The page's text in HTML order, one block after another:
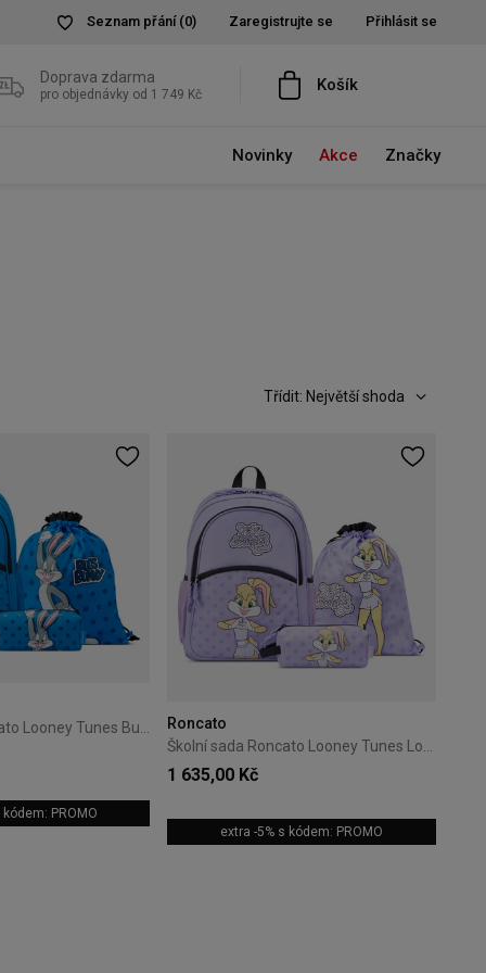
Seznam přání (0) Zaregistrujte se Přihlásit se
Doprava zdarma
pro objednávky od 1 749 Kč Košík
Novinky Akce Značky
Třídit: Největší shoda
Školní sada Roncato Looney Tunes Bugs Bunny – Modrá
PROMO
Roncato
1 635,00 Kč
extra -5% s kódem: PROMO